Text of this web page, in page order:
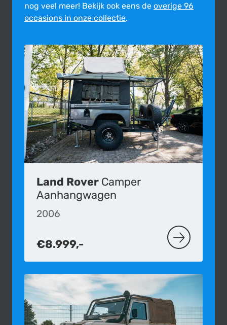
nog veel meer! Bekijk ook eens de overige 96
occasions in onze collectie.
Land Rover Camper
Aanhangwagen
2006
€8.999,- MEER OVER